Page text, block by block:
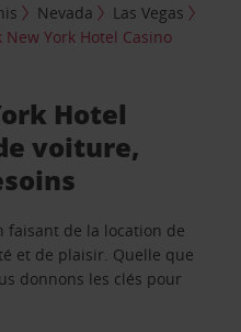
Nevada
Las Vegas
York Hotel Casino
Hotel
voiture,
faisant de la location de
et de plaisir. Quelle que
donnons les clés pour